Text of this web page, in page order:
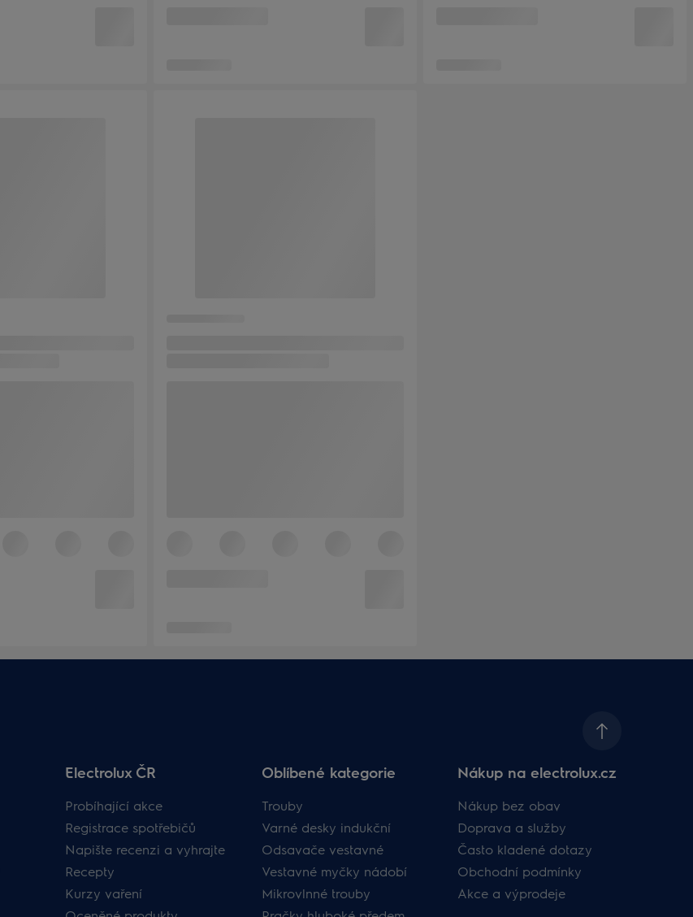
Electrolux ČR
Probíhající akce
Registrace spotřebičů
Napište recenzi a vyhrajte
Recepty
Kurzy vaření
Oblíbené kategorie
Trouby
Varné desky indukční
Odsavače vestavné
Vestavné myčky nádobí
Mikrovlnné trouby
Nákup na electrolux.cz
Nákup bez obav
Doprava a služby
Často kladené dotazy
Obchodní podmínky
Akce a výprodeje